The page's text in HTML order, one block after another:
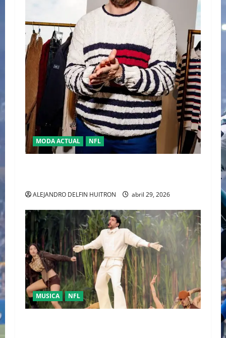
MODA ACTUAL NFL
ALEJANDRO DELFIN HUITRON abril 29, 2026
MUSICA NFL